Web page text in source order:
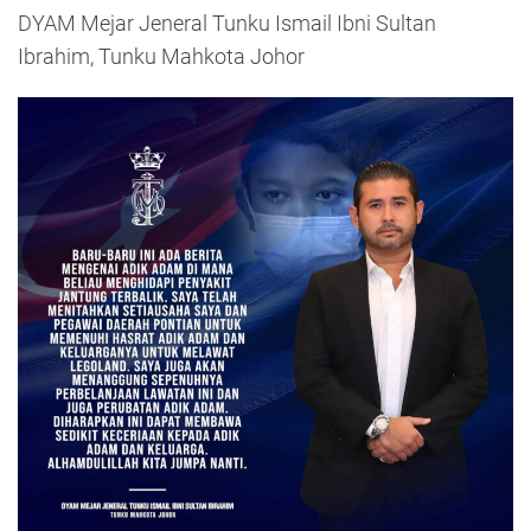
DYAM Mejar Jeneral Tunku Ismail Ibni Sultan
Ibrahim, Tunku Mahkota Johor